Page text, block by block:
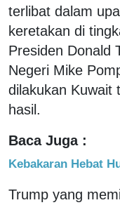
terlibat dalam
keretakan di
Presiden Donald
Negeri Mike
dilakukan Kuwait
hasil.
Baca Juga :
Kebakaran Hebat
Trump yang